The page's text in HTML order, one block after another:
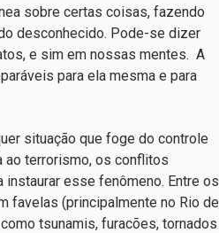
sobre certas coisas, fazendo
desconhecido. Pode-se dizer
e sim em nossas mentes. A
para ela mesma e para
situação que foge do controle
ao terrorismo, os conflitos
esse fenômeno. Entre os
favelas (principalmente no Rio de
tsunamis, furacões, tornados